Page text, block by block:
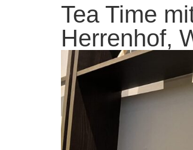
Tea Time
Herrenhof,